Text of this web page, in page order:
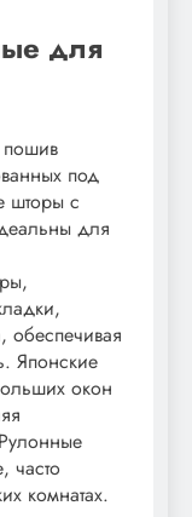
для
пошив
под
шторы с
для
обеспечивая
Японские
окон
часто
комнатах.